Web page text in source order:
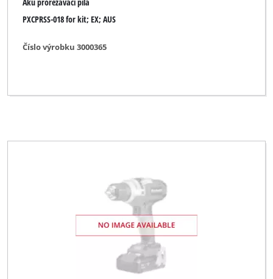
PXCPRSS-018 for kit; EX; AUS
Číslo výrobku 3000365